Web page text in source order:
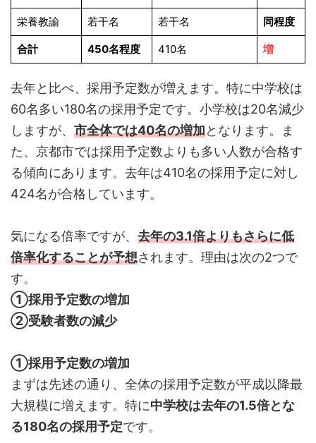
栄養教諭 若干名 若干名 同程度
合計 450名程度 410名 増
去年と比べ、採用予定数が増えます。特に中学校は
60名多い180名の採用予定です。小学校は20名減少
しますが、 市全体では40名の増加となります。ま
た、京都市では採用予定数よりも多い人数が合格す
る傾向にあります。去年は410名の採用予定に対し
424名が合格しています。
気になる倍率ですが、 去年の3.1倍よりもさらに低
倍率化することが予想されます。理由は次の2つで
す。
①採用予定数の増加
②受験者数の減少
①採用予定数の増加
まずは先述の通り、全体の採用予定数が平成以降最
大規模に増えます。特に中学校は去年の1.5倍とな
る180名の採用予定です。